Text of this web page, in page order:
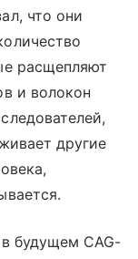
что они
расщепляют
и волокон
другие
будущем CAG-